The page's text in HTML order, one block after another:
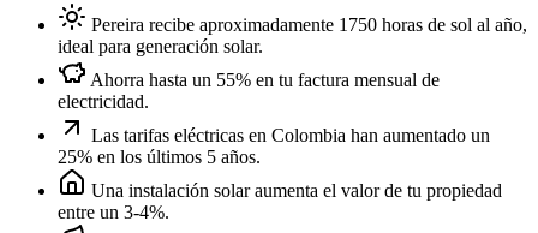
Pereira recibe aproximadamente 1750 horas de sol al año,
ideal para generación solar.
Ahorra hasta un 55% en tu factura mensual de
electricidad.
Las tarifas eléctricas en Colombia han aumentado un
25% en los últimos 5 años.
Una instalación solar aumenta el valor de tu propiedad
entre un 3-4%.